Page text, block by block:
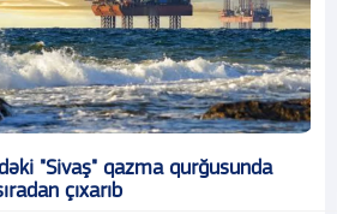
"Sivaş" qazma qurğusunda
çıxarıb